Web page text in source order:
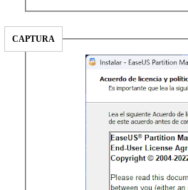
CAPTURA